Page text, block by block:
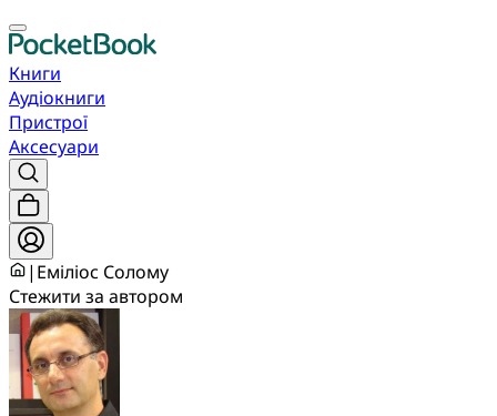
Книги
Аудіокниги
Пристрої
Аксесуари
| Еміліос Солому
Стежити за автором